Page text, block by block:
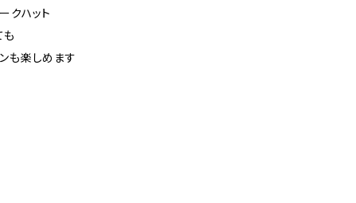
クハット
も
も楽しめます